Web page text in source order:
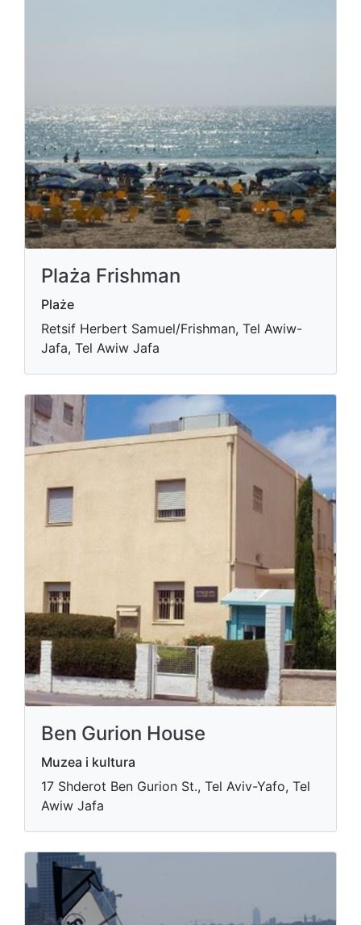
Plaża Frishman
Plaże
Retsif Herbert Samuel/Frishman, Tel Awiw-
Jafa, Tel Awiw Jafa
Ben Gurion House
Muzea i kultura
17 Shderot Ben Gurion St., Tel Aviv-Yafo, Tel
Awiw Jafa